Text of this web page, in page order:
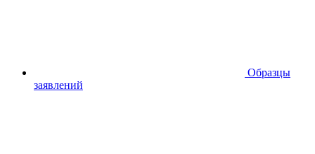
Образцы
заявлений